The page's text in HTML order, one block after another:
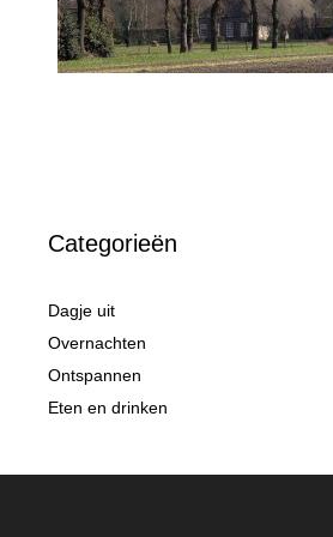
Categorieën
Dagje uit
Overnachten
Ontspannen
Eten en drinken